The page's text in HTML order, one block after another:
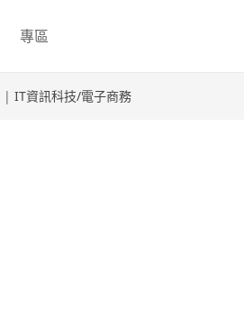
專區
| IT資訊科技/電子商務